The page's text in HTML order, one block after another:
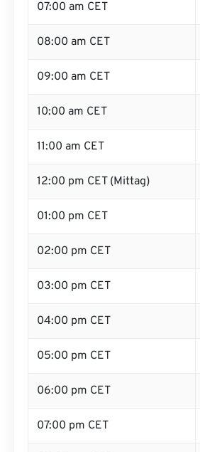
07:00 am CET
08:00 am CET
09:00 am CET
10:00 am CET
11:00 am CET
12:00 pm CET (Mittag)
01:00 pm CET
02:00 pm CET
03:00 pm CET
04:00 pm CET
05:00 pm CET
06:00 pm CET
07:00 pm CET